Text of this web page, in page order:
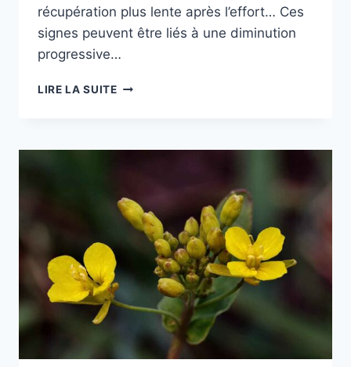
récupération plus lente après l’effort… Ces
signes peuvent être liés à une diminution
progressive…
LIRE LA SUITETRIBULUS
COMPLÉMENT
BOOSTER
LA
LIBIDO
APRÈS
40
ANS